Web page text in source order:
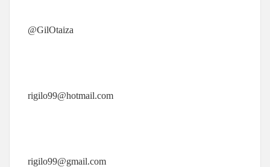
@GilOtaiza
rigilo99@hotmail.com
rigilo99@gmail.com